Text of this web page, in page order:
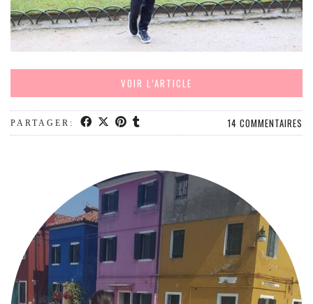
MON PROGRAMME DE YOGA EN LIGNE
AUTRES CATÉGORIES
MODE
DIVERSES BOX
DIY
A PROPOS
PARUTIONS ET PARTENARIATS
VOIR L’ARTICLE
PARTAGER: 14 COMMENTAIRES